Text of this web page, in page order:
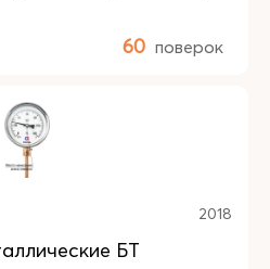
60 поверок
2018
БТ